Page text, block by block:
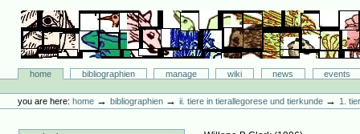
content.
navigation
Bibliographie-Portal
Sectionshome bibliographien manage wiki news
events
tools
you are here: home →bibliographien →ii. tiere in tierallegorese und tierkunde →1.